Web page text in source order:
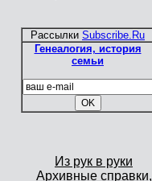
Рассылки Subscribe.Ru
Генеалогия, история
семьи
Из рук в руки
Архивные справки,